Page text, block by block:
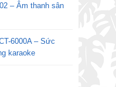
– Âm thanh sân
6000A – Sức
karaoke